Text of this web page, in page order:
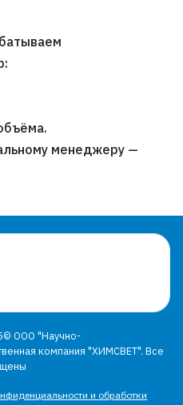
менеджеру —
ООО "Научно-
компания "ХИМСВЕТ". Все
и обработки